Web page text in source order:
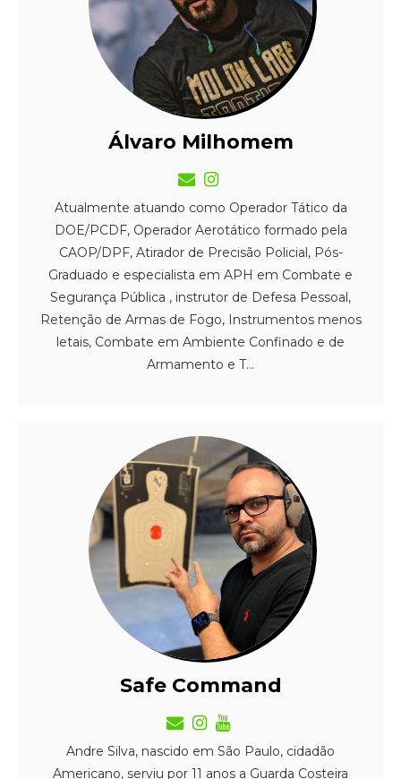
Álvaro Milhomem
Atualmente atuando como Operador Tático da
DOE/PCDF, Operador Aerotático formado pela
CAOP/DPF, Atirador de Precisão Policial, Pós-
Graduado e especialista em APH em Combate e
Segurança Pública , instrutor de Defesa Pessoal,
Retenção de Armas de Fogo, Instrumentos menos
letais, Combate em Ambiente Confinado e de
Armamento e T...
Safe Command
Andre Silva, nascido em São Paulo, cidadão
Americano, serviu por 11 anos a Guarda Costeira